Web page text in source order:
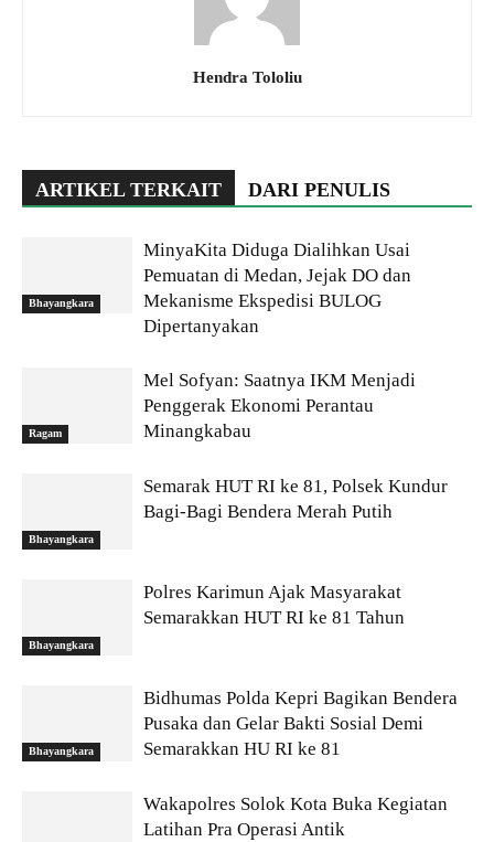
Hendra Tololiu
ARTIKEL TERKAIT DARI PENULIS
Bhayangkara
MinyaKita Diduga Dialihkan Usai
Pemuatan di Medan, Jejak DO dan
Mekanisme Ekspedisi BULOG
Dipertanyakan
Ragam
Mel Sofyan: Saatnya IKM Menjadi
Penggerak Ekonomi Perantau
Minangkabau
Bhayangkara
Semarak HUT RI ke 81, Polsek Kundur
Bagi-Bagi Bendera Merah Putih
Bhayangkara
Polres Karimun Ajak Masyarakat
Semarakkan HUT RI ke 81 Tahun
Bhayangkara
Bidhumas Polda Kepri Bagikan Bendera
Pusaka dan Gelar Bakti Sosial Demi
Semarakkan HU RI ke 81
Wakapolres Solok Kota Buka Kegiatan
Latihan Pra Operasi Antik